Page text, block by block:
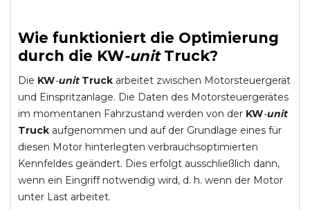
Wie funktioniert die Optimierung
durch die KW-unit Truck?
Die KW-unit Truck arbeitet zwischen Motorsteuergerät
und Einspritzanlage. Die Daten des Motorsteuergerätes
im momentanen Fahrzustand werden von der KW-unit
Truck aufgenommen und auf der Grundlage eines für
diesen Motor hinterlegten verbrauchsoptimierten
Kennfeldes geändert. Dies erfolgt ausschließlich dann,
wenn ein Eingriff notwendig wird, d. h. wenn der Motor
unter Last arbeitet.